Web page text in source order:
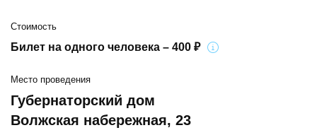
Стоимость
Билет на одного человека – 400 ₽
Место проведения
Губернаторский дом
Волжская набережная, 23